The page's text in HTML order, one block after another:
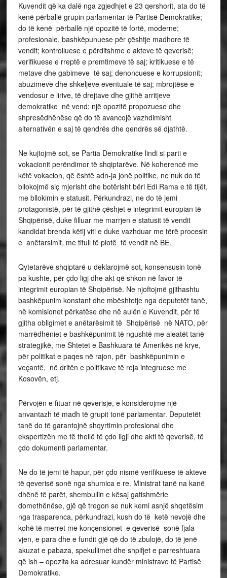
Kuvendit që ka dalë nga zgjedhjet e 23 qershorit, ata do të
kenë përballë grupin parlamentar të Partisë Demokratike;
do të kenë përballë një opozitë të fortë, moderne;
profesionale, bashkëpunuese për çështje madhore të
vendit; kontrolluese e përditshme e akteve të qeverisë;
verifikuese e rreptë e premtimeve të saj; kritikuese e të
metave dhe gabimeve të saj; denoncuese e korrupsionit;
abuzimeve dhe shkeljeve eventuale të saj; mbrojtëse e
vendosur e lirive, të drejtave dhe gjithë arritjeve
demokratike në vend; një opozitë propozuese dhe
shpresëdhënëse që do të avancojë vazhdimisht
alternativën e saj të qendrës dhe qendrës së djathtë.
Ne kujtojmë sot, se Partia Demokratike lindi si parti e
vokacionit perëndimor të shqiptarëve. Në koherencë me
këtë vokacion, që është adn-ja jonë politike, ne nuk do të
bllokojmë siç mjerisht dhe botërisht bëri Edi Rama e të tijët,
me bllokimin e statusit. Përkundrazi, ne do të jemi
protagonistë, për të gjithë çëshjet e integrimit europian të
Shqipërisë, duke filluar me marrjen e statusit të vendit
kandidat brenda këtij viti e duke vazhduar me tërë procesin
e anëtarsimit, me titull të plotë të vendit në BE.
Qytetarëve shqiptarë u deklarojmë sot, konsensusin tonë
pa kushte, për çdo ligj dhe akt që shkon në favor të
integrimit europian të Shqipërisë. Ne njoftojmë gjithashtu
bashkëpunim konstant dhe mbështetje nga deputetët tanë,
në komisionet përkatëse dhe në aulën e Kuvendit, për të
gjitha obligimet e anëtarësimit të Shqipërisë në NATO, për
marrëdhëniet e bashkëpunimit të ngushtë me aleatët tanë
strategjikë, me Shtetet e Bashkuara të Amerikës në krye,
për politikat e paqes në rajon, për bashkëpunimin e
veçantë, në dritën e politikave të reja integruese me
Kosovën, etj.
Përvojën e fituar në qeverisje, e konsiderojme një
anvantazh të madh të grupit tonë parlamentar. Deputetët
tanë do të garantojnë shqyrtimin profesional dhe
ekspertizën me të thellë të çdo ligji dhe akti të qeverisë, të
çdo dokumenti parlamentar.
Ne do të jemi të hapur, për çdo nismë verifikuese të akteve
të qeverisë sonë nga shumica e re. Ministrat tanë na kanë
dhënë të parët, shembullin e kësaj gatishmërie
domethënëse, gjë që tregon se nuk kemi asnjë shqetësim
nga trasparenca, përkundrazi, kush do të ketë nevojë dhe
kohë të merret me konçensionet e qeverisë sonë fjala
vjen, e para dhe e fundit gjë që do të zbulojë, do të jenë
akuzat e pabaza, spekullimet dhe shpifjet e parreshtuara
që ish – opozita ka adresuar kundër ministrave të Partisë
Demokratike.